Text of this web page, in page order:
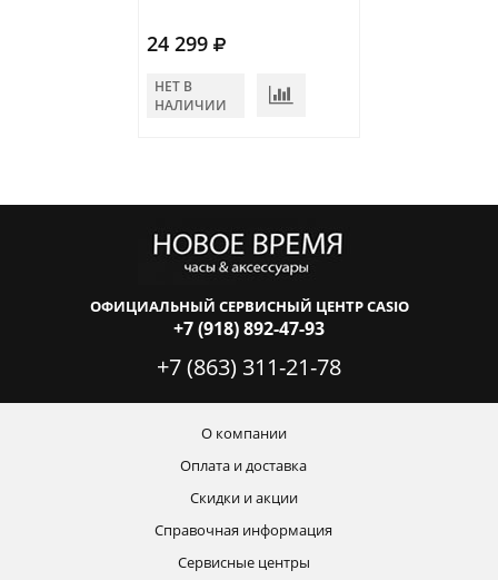
24 299
НЕТ В
НАЛИЧИИ
ОФИЦИАЛЬНЫЙ СЕРВИСНЫЙ ЦЕНТР CASIO
+7 (918) 892-47-93
+7 (863) 311-21-78
О компании
Оплата и доставка
Скидки и акции
Справочная информация
Сервисные центры